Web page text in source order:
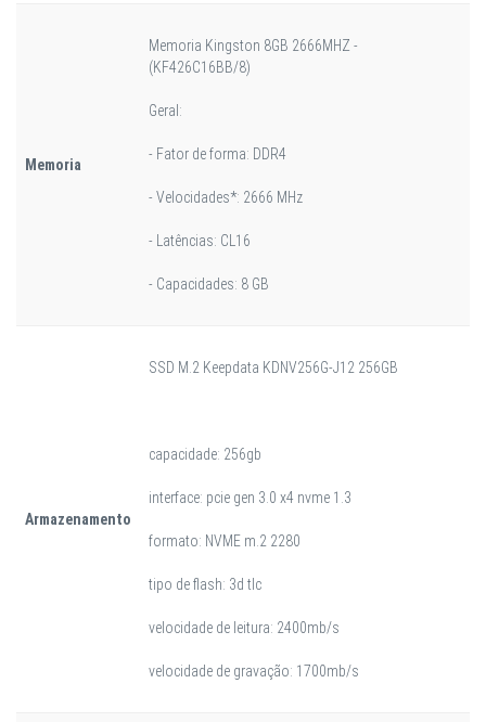
Memoria
Memoria Kingston 8GB 2666MHZ -
(KF426C16BB/8)
Geral:
- Fator de forma: DDR4
- Velocidades*: 2666 MHz
- Latências: CL16
- Capacidades: 8 GB
Armazenamento
SSD M.2 Keepdata KDNV256G-J12 256GB
capacidade: 256gb
interface: pcie gen 3.0 x4 nvme 1.3
formato: NVME m.2 2280
tipo de flash: 3d tlc
velocidade de leitura: 2400mb/s
velocidade de gravação: 1700mb/s